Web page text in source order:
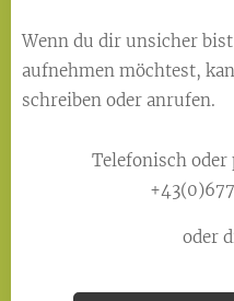
Wenn du dir unsicher
aufnehmen möchtest,
schreiben oder anrufen.
Telefonisch oder
oder